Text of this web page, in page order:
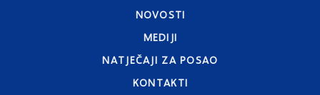
NOVOSTI
MEDIJI
NATJEČAJI ZA POSAO
KONTAKTI